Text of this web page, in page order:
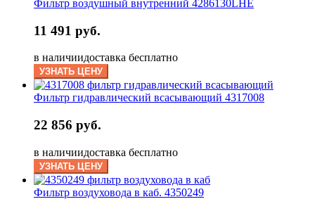
Фильтр воздушный внутренний 4286130LHE
11 491 руб.
в наличиидоставка бесплатно
УЗНАТЬ ЦЕНУ
Фильтр гидравлический всасывающий 4317008
22 856 руб.
в наличиидоставка бесплатно
УЗНАТЬ ЦЕНУ
Фильтр воздуховода в каб. 4350249